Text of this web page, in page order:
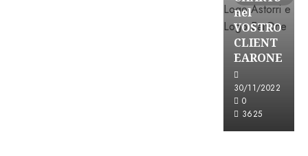
nel
VOSTRO
CLIENT
EARONE
30/11/2022
0
3625